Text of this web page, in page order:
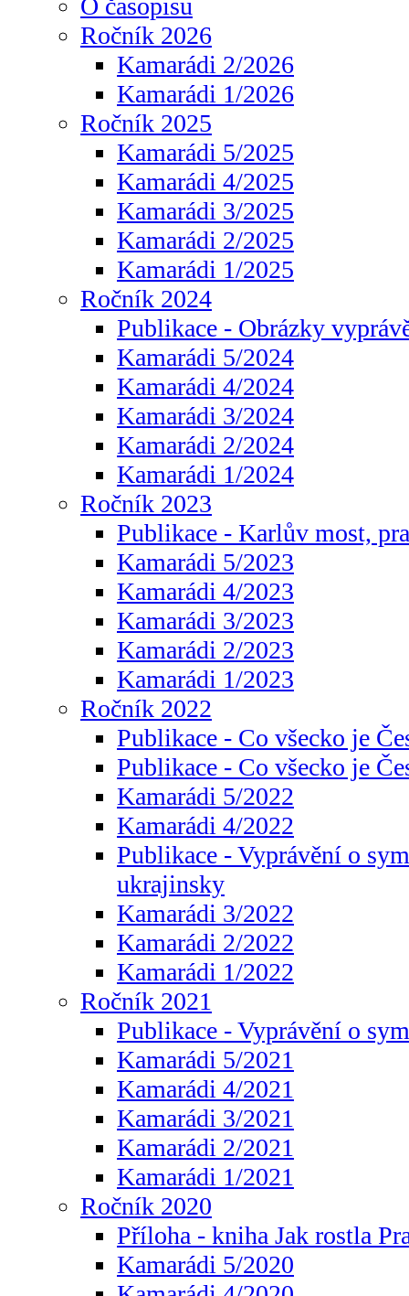
O časopisu
Ročník 2026
Kamarádi 2/2026
Kamarádi 1/2026
Ročník 2025
Kamarádi 5/2025
Kamarádi 4/2025
Kamarádi 3/2025
Kamarádi 2/2025
Kamarádi 1/2025
Ročník 2024
Publikace - Obrázky
Kamarádi 5/2024
Kamarádi 4/2024
Kamarádi 3/2024
Kamarádi 2/2024
Kamarádi 1/2024
Ročník 2023
Publikace - Karlův most,
Kamarádi 5/2023
Kamarádi 4/2023
Kamarádi 3/2023
Kamarádi 2/2023
Kamarádi 1/2023
Ročník 2022
Publikace - Co všecko je
Publikace - Co všecko je
Kamarádi 5/2022
Kamarádi 4/2022
Publikace - Vyprávění o
ukrajinsky
Kamarádi 3/2022
Kamarádi 2/2022
Kamarádi 1/2022
Ročník 2021
Publikace - Vyprávění o
Kamarádi 5/2021
Kamarádi 4/2021
Kamarádi 3/2021
Kamarádi 2/2021
Kamarádi 1/2021
Ročník 2020
Příloha - kniha Jak rostla
Kamarádi 5/2020